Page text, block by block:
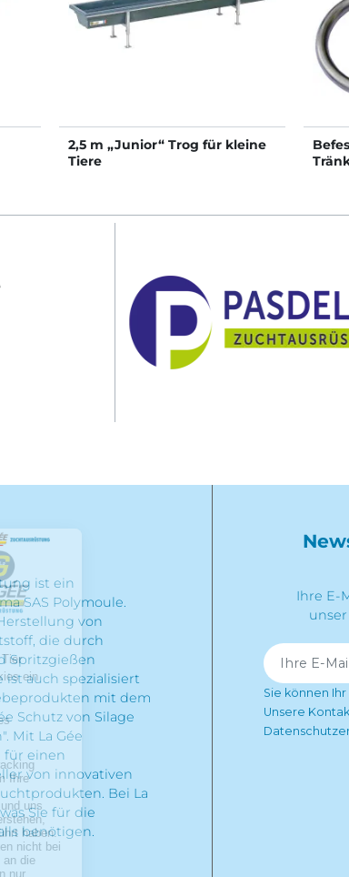
2,5 m „Junior“ Trog für kleine
Tiere
ist ein
SAS Polymoule.
von
die durch
Spritzgießen
auch spezialisiert
mit dem
Schutz von Silage
Mit La Gée
für einen
von innovativen
Bei La
Sie für die
benötigen.
Ihre E-
Sie können
Unsere